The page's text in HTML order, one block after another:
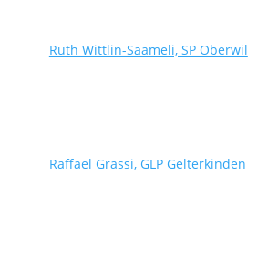
Ruth Wittlin-Saameli, SP Oberwil
Raffael Grassi, GLP Gelterkinden